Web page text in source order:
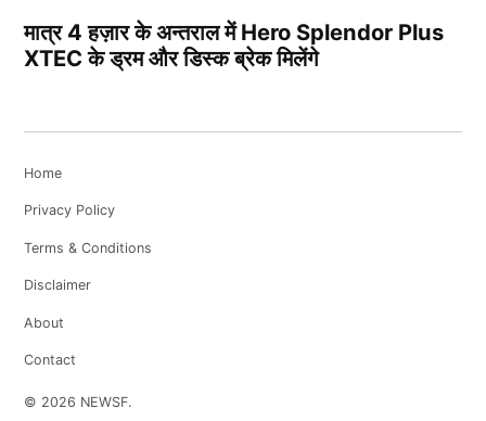
मात्र 4 हज़ार के अन्तराल में Hero Splendor Plus
XTEC के ड्रम और डिस्क ब्रेक मिलेंगे
Home
Privacy Policy
Terms & Conditions
Disclaimer
About
Contact
© 2026 NEWSF.